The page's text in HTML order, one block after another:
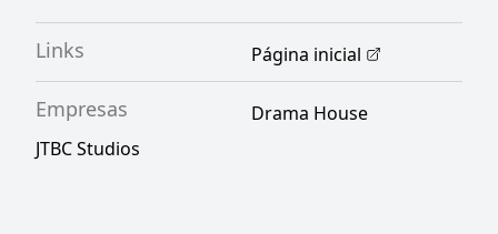
Links Página inicial
Empresas
Drama House
JTBC Studios